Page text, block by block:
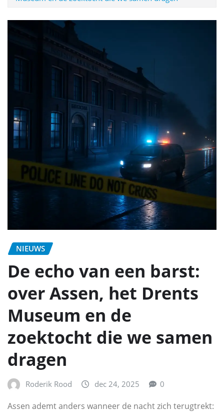
NIEUWS
De echo van een barst:
over Assen, het Drents
Museum en de
zoektocht die we samen
dragen
Roderik Rood dec 24, 2025 0
Assen ademt anders wanneer de nacht zich terugtrekt: